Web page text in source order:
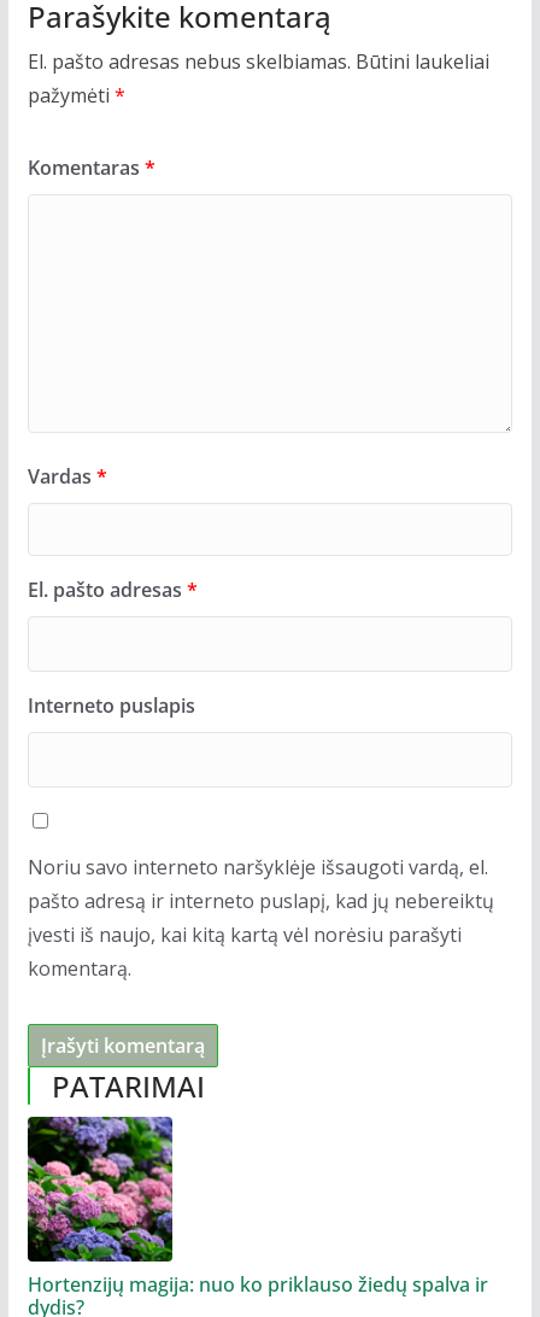
Parašykite komentarą
El. pašto adresas nebus skelbiamas. Būtini laukeliai
pažymėti *
Komentaras *
Vardas *
El. pašto adresas *
Interneto puslapis
Noriu savo interneto naršyklėje išsaugoti vardą, el.
pašto adresą ir interneto puslapį, kad jų nebereiktų
įvesti iš naujo, kai kitą kartą vėl norėsiu parašyti
komentarą.
PATARIMAI
Hortenzijų magija: nuo ko priklauso žiedų spalva ir
dydis?